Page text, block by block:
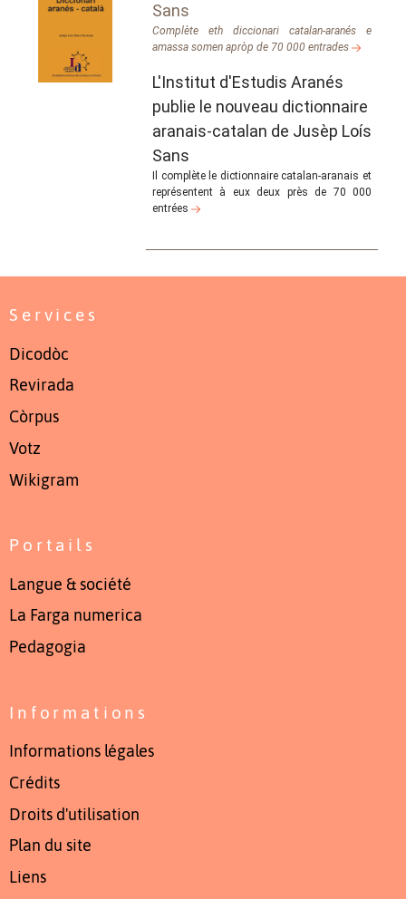
Sans
Complète eth diccionari catalan-aranés e
amassa somen apròp de 70 000 entrades
L'Institut d'Estudis Aranés
publie le nouveau dictionnaire
aranais-catalan de Jusèp Loís
Sans
Il complète le dictionnaire catalan-aranais et
représentent à eux deux près de 70 000
entrées
Services
Dicodòc
Revirada
Còrpus
Votz
Wikigram
Portails
Langue & société
La Farga numerica
Pedagogia
Informations
Informations légales
Crédits
Droits d'utilisation
Plan du site
Liens